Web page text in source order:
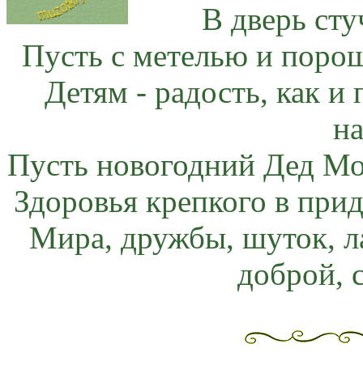
В дверь
Пусть с метелью и
Детям - радость, как и
Пусть новогодний Дед
Здоровья крепкого в
Мира, дружбы, шуток,
доброй,